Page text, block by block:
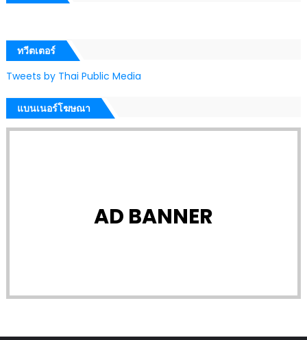
ทวีตเตอร์
Tweets by Thai Public Media
แบนเนอร์โฆษณา
AD BANNER